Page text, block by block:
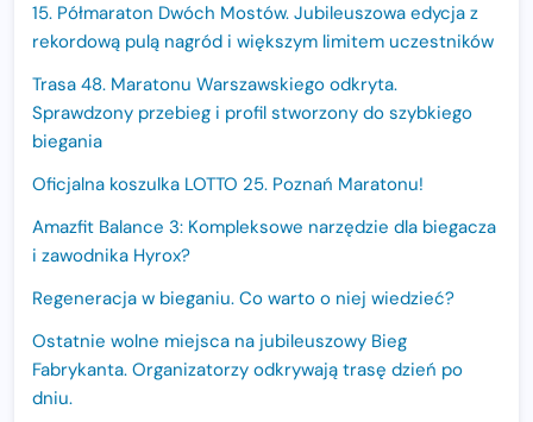
15. Półmaraton Dwóch Mostów. Jubileuszowa edycja z
rekordową pulą nagród i większym limitem uczestników
Trasa 48. Maratonu Warszawskiego odkryta.
Sprawdzony przebieg i profil stworzony do szybkiego
biegania
Oficjalna koszulka LOTTO 25. Poznań Maratonu!
Amazfit Balance 3: Kompleksowe narzędzie dla biegacza
i zawodnika Hyrox?
Regeneracja w bieganiu. Co warto o niej wiedzieć?
Ostatnie wolne miejsca na jubileuszowy Bieg
Fabrykanta. Organizatorzy odkrywają trasę dzień po
dniu.